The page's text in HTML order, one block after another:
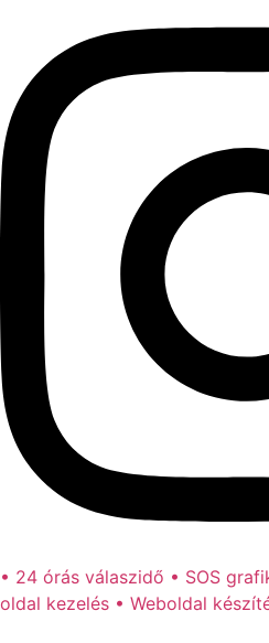
• 24 órás válaszidő • SOS
oldal kezelés • Weboldal